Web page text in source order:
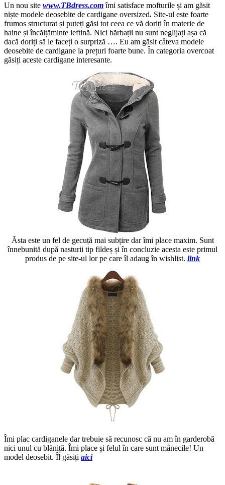
Un nou site www.TBdress.comîmi satisface mofturile și am găsit
niște modele deosebite de cardigane oversized. Site-ul este foarte
frumos structurat și puteți găsi tot ceea ce vă doriți în materie de
haine și încălțăminte ieftină. Nici bărbații nu sunt neglijați așa că
dacă doriți să le faceți o surpriză …. Eu am găsit câteva modele
deosebite de cardigane la prețuri foarte bune. În categoria overcoat
găsiți aceste cardigane interesante.
Ăsta este un fel de gecuță mai subțire dar îmi place maxim. Sunt
înnebunită după nasturii tip fildeș și în concluzie acesta este primul
produs de pe site-ul lor pe care îl adaug în wishlist. link
Îmi plac cardiganele dar trebuie să recunosc că nu am în garderobă
nici unul cu blăniță. Îmi place și felul în care sunt mânecile! Un
model deosebit. Îl găsiți aici